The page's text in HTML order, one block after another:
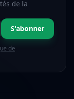
de la
S'abonner
de